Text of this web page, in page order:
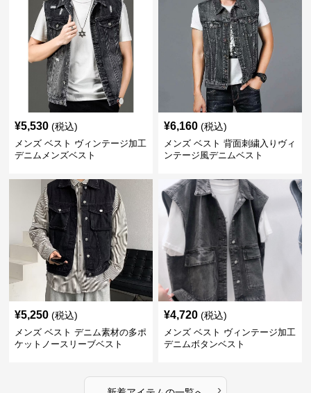
¥5,530 (税込)
メンズ ベスト ヴィンテージ加工
デニムメンズベスト
¥6,160 (税込)
メンズ ベスト 背面刺繍入りヴィ
ンテージ風デニムベスト
¥5,250 (税込)
メンズ ベスト デニム素材の多ポ
ケットノースリーブベスト
¥4,720 (税込)
メンズ ベスト ヴィンテージ加工
デニムボタンベスト
›